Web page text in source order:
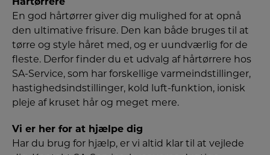
Hårtørrere
En god hårtørrer giver dig mulighed for at opnå
den ultimative frisure. Den kan både bruges til at
tørre og style håret med, og er uundværlig for de
fleste. Derfor finder du et udvalg af hårtørrere hos
SA-Service, som har forskellige varmeindstillinger,
hastighedsindstillinger, kold luft-funktion, ionisk
pleje af kruset hår og meget mere.
Vi er her for at hjælpe dig
Har du brug for hjælp, er vi altid klar til at vejlede